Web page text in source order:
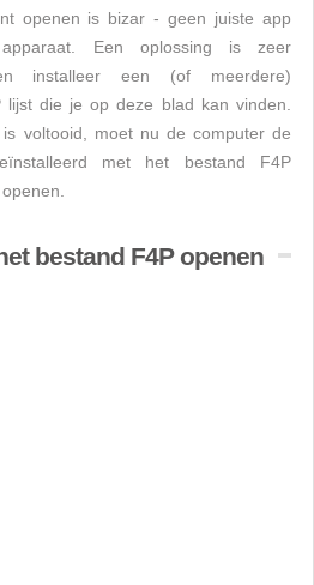
openen is bizar - geen juiste app
Een oplossing is zeer
installeer een (of meerdere)
die je op deze blad kan vinden.
voltooid, moet nu de computer de
met het bestand F4P
bestand F4P openen